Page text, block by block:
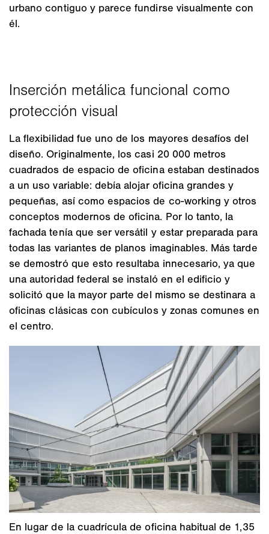
urbano contiguo y parece fundirse visualmente con
él.
La flexibilidad fue uno de los mayores desafíos del
diseño. Originalmente, los casi 20 000 metros
cuadrados de espacio de oficina estaban destinados
a un uso variable: debía alojar oficina grandes y
pequeñas, así como espacios de co-working y otros
conceptos modernos de oficina. Por lo tanto, la
fachada tenía que ser versátil y estar preparada para
todas las variantes de planos imaginables. Más tarde
se demostró que esto resultaba innecesario, ya que
una autoridad federal se instaló en el edificio y
solicitó que la mayor parte del mismo se destinara a
oficinas clásicas con cubículos y zonas comunes en
el centro.
En lugar de la cuadrícula de oficina habitual de 1,35